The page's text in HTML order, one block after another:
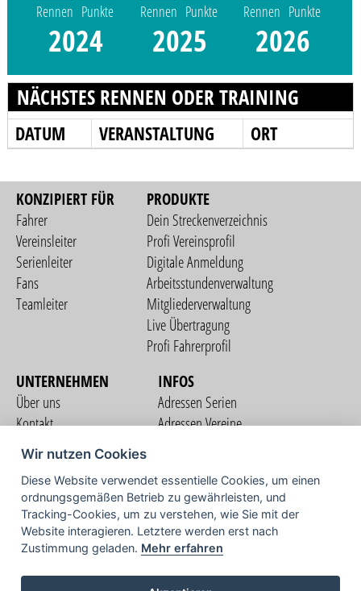
Rennen Punkte
2024
Rennen Punkte
2025
Rennen Punkte
2026
NÄCHSTES RENNEN ODER TRAINING
DATUM VERANSTALTUNG ORT
KONZIPIERT FÜR
Fahrer
Vereinsleiter
Serienleiter
Fans
Teamleiter
PRODUKTE
Dein Streckenverzeichnis
Profi Vereinsprofil
Digitale Anmeldung
Arbeitsstundenverwaltung
Mitgliederverwaltung
Live Übertragung
Profi Fahrerprofil
UNTERNEHMEN
Über uns
Kontakt
Nutzungsbedingungen
Datenschutzerklärung
Impressum
INFOS
Adressen Serien
Adressen Vereine
COMMUNITY
TV
Wir nutzen Cookies
Diese Website verwendet essentielle Cookies, um einen
ordnungsgemäßen Betrieb zu gewährleisten, und
Tracking-Cookies, um zu verstehen, wie Sie mit der
Website interagieren. Letztere werden erst nach
Zustimmung geladen. Mehr erfahren